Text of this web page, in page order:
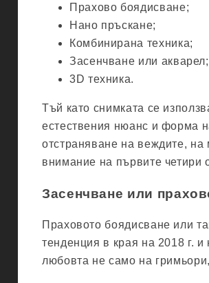
Прахово боядисване;
Нано пръскане;
Комбинирана техника;
Засенчване или акварел;
3D техника.
Тъй като снимката се
естествения нюанс и форма
отстраняване на веждите,
внимание на първите четири
Засенчване или
Праховото боядисване или
тенденция в края на 2018 г. и
любовта не само на